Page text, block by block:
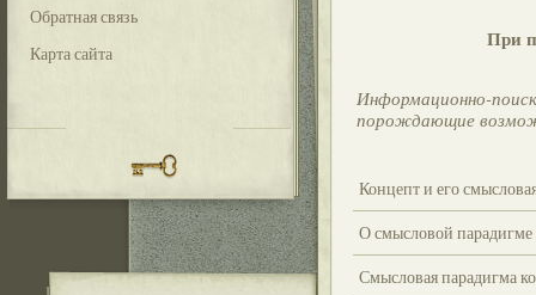
Обратная связь
Карта сайта
При
Информационно-
порождающие
Концепт и его
О смысловой парадигме
Смысловая парадигма